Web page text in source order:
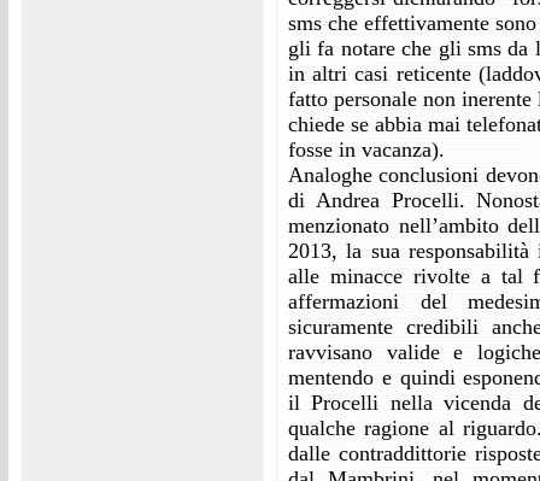
sms che effettivamente
gli fa notare che gli sms
in altri casi reticente
fatto personale non
chiede se abbia mai
fosse in vacanza).
Analoghe conclusioni
di Andrea Procelli.
menzionato nell’ambito
2013, la sua
alle minacce rivolte a tal
affermazioni del
sicuramente credibili
ravvisano valide e
mentendo e quindi
il Procelli nella vicenda
qualche ragione al
dalle contraddittorie